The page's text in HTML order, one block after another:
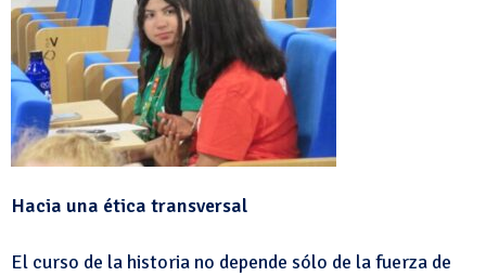
Hacia una ética transversal
El curso de la historia no depende sólo de la fuerza de